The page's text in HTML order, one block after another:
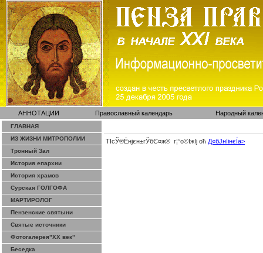
АННОТАЦИИ Православный календарь Народный
ГЛАВНАЯ
ИЗ ЖИЗНИ МИТРОПОЛИИ
Тронный Зал
История епархии
История храмов
Сурская ГОЛГОФА
МАРТИРОЛОГ
Пензенские святыни
Святые источники
Фотогалерея"ХХ век"
Беседка
ТІсЎ®Ёнјєн±­гЎ­бЄ¤ж® г¦°о©ІжІј оћ Д«бЈ­нІінєЇa>